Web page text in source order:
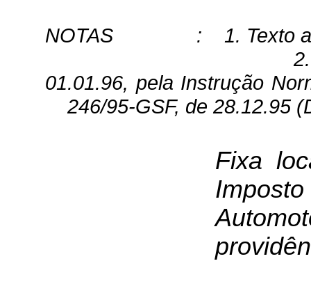
NOTAS :
1. Texto
01.01.96, pela Instrução
246/95-GSF, de 28.12.95
Fixa